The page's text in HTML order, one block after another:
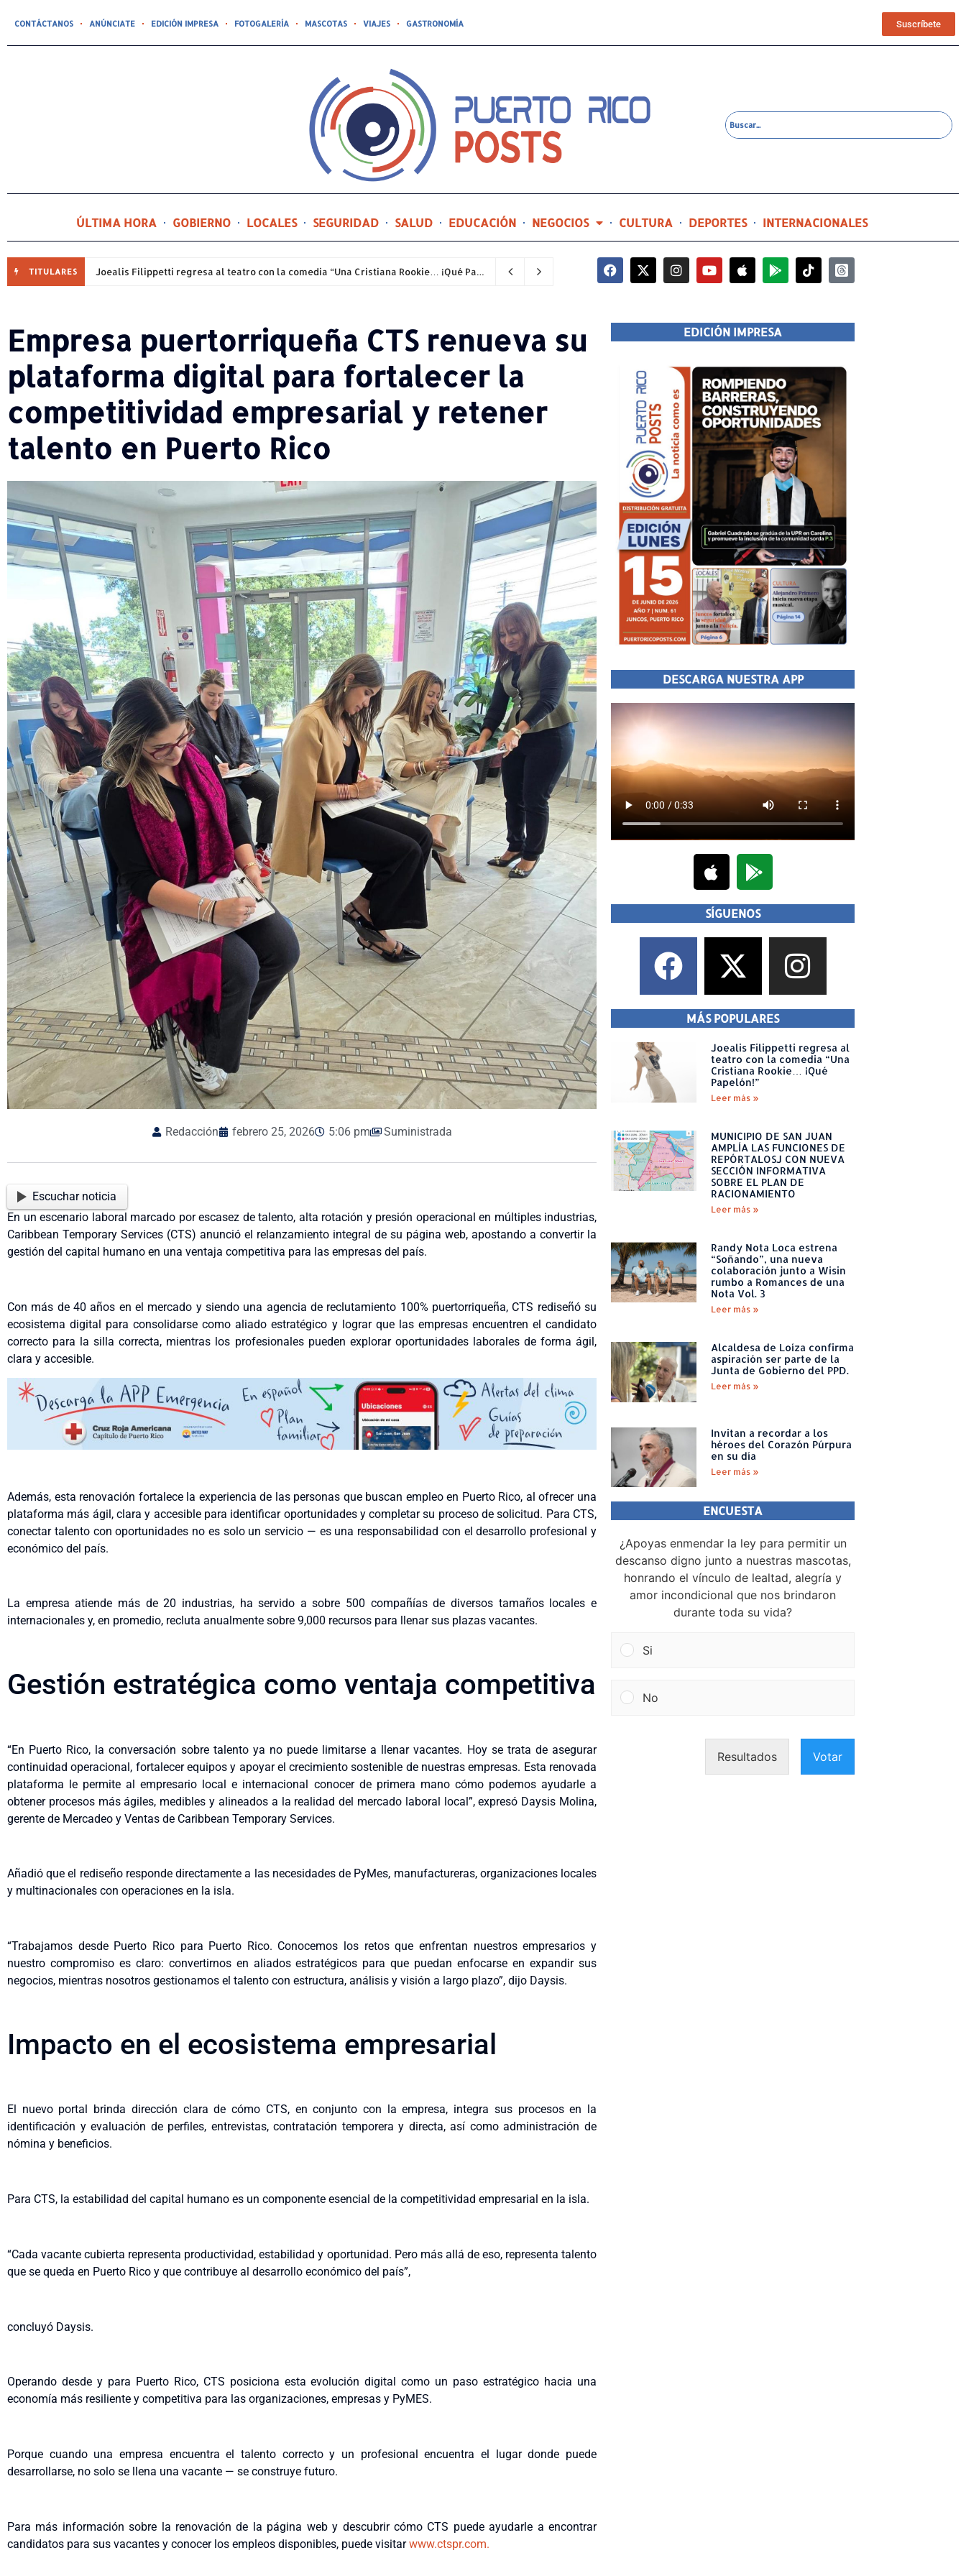
CONTÁCTANOS ANÚNCIATE EDICIÓN IMPRESA FOTOGALERÍA MASCOTAS VIAJES GASTRONOMÍA Suscríbete
ÚLTIMA HORA GOBIERNO LOCALES SEGURIDAD SALUD EDUCACIÓN NEGOCIOS CULTURA DEPORTES INTERNACIONALES
TITULARES Joealis Filippetti regresa al teatro con la comedia “Una Cristiana Rookie… ¡Qué Papelón!” 3 horas ago
Empresa puertorriqueña CTS renueva su
plataforma digital para fortalecer la
competitividad empresarial y retener
talento en Puerto Rico
Redacción febrero 25, 2026 5:06 pm Suministrada
Escuchar noticia
En un escenario laboral marcado por escasez de talento, alta rotación y presión operacional en múltiples industrias,
Caribbean Temporary Services (CTS) anunció el relanzamiento integral de su página web, apostando a convertir la
gestión del capital humano en una ventaja competitiva para las empresas del país.
Con más de 40 años en el mercado y siendo una agencia de reclutamiento 100% puertorriqueña, CTS rediseñó su
ecosistema digital para consolidarse como aliado estratégico y lograr que las empresas encuentren el candidato
correcto para la silla correcta, mientras los profesionales pueden explorar oportunidades laborales de forma ágil,
clara y accesible.
Además, esta renovación fortalece la experiencia de las personas que buscan empleo en Puerto Rico, al ofrecer una
plataforma más ágil, clara y accesible para identificar oportunidades y completar su proceso de solicitud. Para CTS,
conectar talento con oportunidades no es solo un servicio — es una responsabilidad con el desarrollo profesional y
económico del país.
La empresa atiende más de 20 industrias, ha servido a sobre 500 compañías de diversos tamaños locales e
internacionales y, en promedio, recluta anualmente sobre 9,000 recursos para llenar sus plazas vacantes.
Gestión estratégica como ventaja competitiva
“En Puerto Rico, la conversación sobre talento ya no puede limitarse a llenar vacantes. Hoy se trata de asegurar
continuidad operacional, fortalecer equipos y apoyar el crecimiento sostenible de nuestras empresas. Esta renovada
plataforma le permite al empresario local e internacional conocer de primera mano cómo podemos ayudarle a
obtener procesos más ágiles, medibles y alineados a la realidad del mercado laboral local”, expresó Daysis Molina,
gerente de Mercadeo y Ventas de Caribbean Temporary Services.
Añadió que el rediseño responde directamente a las necesidades de PyMes, manufactureras, organizaciones locales
y multinacionales con operaciones en la isla.
“Trabajamos desde Puerto Rico para Puerto Rico. Conocemos los retos que enfrentan nuestros empresarios y
nuestro compromiso es claro: convertirnos en aliados estratégicos para que puedan enfocarse en expandir sus
negocios, mientras nosotros gestionamos el talento con estructura, análisis y visión a largo plazo”, dijo Daysis.
Impacto en el ecosistema empresarial
El nuevo portal brinda dirección clara de cómo CTS, en conjunto con la empresa, integra sus procesos en la
identificación y evaluación de perfiles, entrevistas, contratación temporera y directa, así como administración de
nómina y beneficios.
Para CTS, la estabilidad del capital humano es un componente esencial de la competitividad empresarial en la isla.
“Cada vacante cubierta representa productividad, estabilidad y oportunidad. Pero más allá de eso, representa talento
que se queda en Puerto Rico y que contribuye al desarrollo económico del país”,
concluyó Daysis.
Operando desde y para Puerto Rico, CTS posiciona esta evolución digital como un paso estratégico hacia una
economía más resiliente y competitiva para las organizaciones, empresas y PyMES.
Porque cuando una empresa encuentra el talento correcto y un profesional encuentra el lugar donde puede
desarrollarse, no solo se llena una vacante — se construye futuro.
Para más información sobre la renovación de la página web y descubrir cómo CTS puede ayudarle a encontrar
candidatos para sus vacantes y conocer los empleos disponibles, puede visitarwww.ctspr.com.
EDICIÓN IMPRESA
DESCARGA NUESTRA APP
SÍGUENOS
MÁS POPULARES
Joealis Filippetti regresa al
teatro con la comedia “Una
Cristiana Rookie… ¡Qué
Papelón!”
Leer más »
MUNICIPIO DE SAN JUAN
AMPLÍA LAS FUNCIONES DE
REPÓRTALOSJ CON NUEVA
SECCIÓN INFORMATIVA
SOBRE EL PLAN DE
RACIONAMIENTO
Leer más »
Randy Nota Loca estrena
“Soñando”, una nueva
colaboración junto a Wisin
rumbo a Romances de una
Nota Vol. 3
Leer más »
Alcaldesa de Loíza confirma
aspiración ser parte de la
Junta de Gobierno del PPD.
Leer más »
Invitan a recordar a los
héroes del Corazón Púrpura
en su día
Leer más »
ENCUESTA
¿Apoyas enmendar la ley para permitir un
descanso digno junto a nuestras mascotas,
honrando el vínculo de lealtad, alegría y
amor incondicional que nos brindaron
durante toda su vida?
Si
No
Resultados Votar